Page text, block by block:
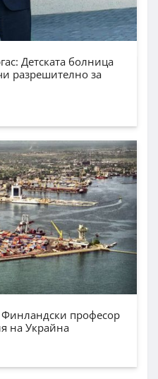
Детската болница
разрешително за
Финландски професор
на Украйна